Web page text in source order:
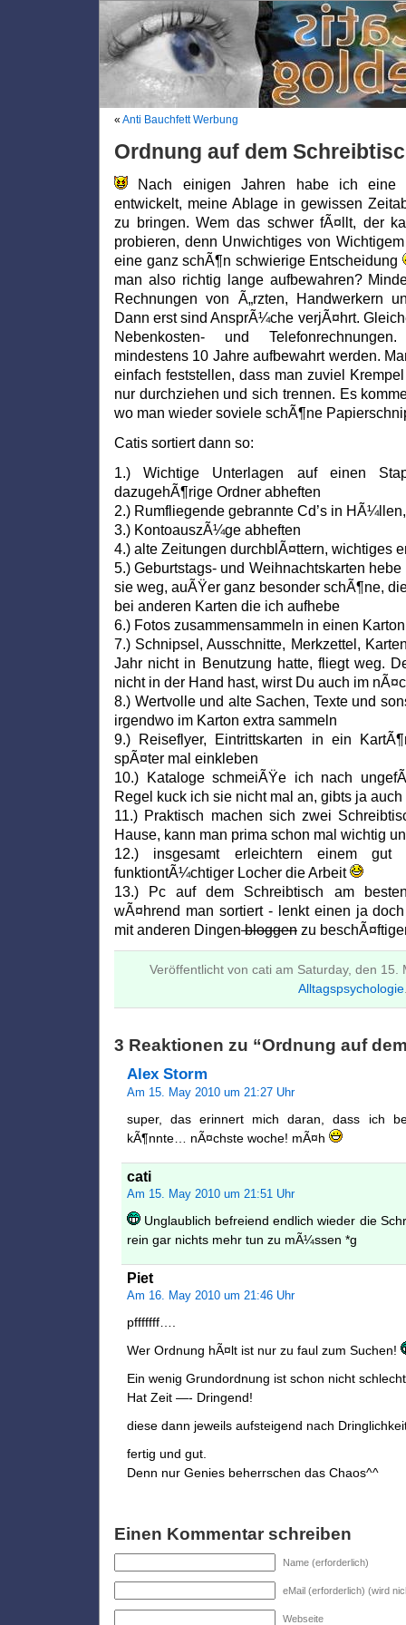
« Anti Bauchfett Werbung
Ordnung auf dem
Nach einigen Jahren habe ich eine
entwickelt, meine Ablage in gewissen
zu bringen. Wem das schwer fÃ¤llt, der
probieren, denn Unwichtiges von
eine ganz schÃ¶n schwierige Entscheidung
man also richtig lange aufbewahren?
Rechnungen von Ã„rzten, Handwerkern
Dann erst sind AnsprÃ¼che verjÃ¤hrt.
Nebenkosten- und
mindestens 10 Jahre aufbewahrt werden.
einfach feststellen, dass man zuviel
nur durchziehen und sich trennen. Es
wo man wieder soviele schÃ¶ne
Catis sortiert dann so:
1.) Wichtige Unterlagen auf einen
dazugehÃ¶rige Ordner abheften
2.) Rumfliegende gebrannte Cd’s in
3.) KontoauszÃ¼ge abheften
4.) alte Zeitungen durchblÃ¤ttern, wichtiges
5.) Geburtstags- und Weihnachtskarten
sie weg, auÃŸer ganz besonder schÃ¶ne,
bei anderen Karten die ich aufhebe
6.) Fotos zusammensammeln in einen
7.) Schnipsel, Ausschnitte, Merkzettel,
Jahr nicht in Benutzung hatte, fliegt weg.
nicht in der Hand hast, wirst Du auch im
8.) Wertvolle und alte Sachen, Texte und
irgendwo im Karton extra sammeln
9.) Reiseflyer, Eintrittskarten in ein
spÃ¤ter mal einkleben
10.) Kataloge schmeiÃŸe ich nach
Regel kuck ich sie nicht mal an, gibts ja
11.) Praktisch machen sich zwei
Hause, kann man prima schon mal wichtig
12.) insgesamt erleichtern einem
funktiontÃ¼chtiger Locher die Arbeit
13.) Pc auf dem Schreibtisch am
wÃ¤hrend man sortiert - lenkt einen ja
mit anderen Dingenbloggen zu
Veröffentlicht von cati am Saturday, den 15.
Alltagspsychologie
3 Reaktionen zu “Ordnung auf
Alex Storm
Am 15. May 2010 um 21:27 Uhr
super, das erinnert mich daran, dass ich
kÃ¶nnte… nÃ¤chste woche! mÃ¤h
cati
Am 15. May 2010 um 21:51 Uhr
Unglaublich befreiend endlich wieder die
rein gar nichts mehr tun zu mÃ¼ssen *g
Piet
Am 16. May 2010 um 21:46 Uhr
pfffffff….
Wer Ordnung hÃ¤lt ist nur zu faul zum Suchen!
Ein wenig Grundordnung ist schon nicht
Hat Zeit —- Dringend!
diese dann jeweils aufsteigend nach
fertig und gut.
Denn nur Genies beherrschen das Chaos^^
Einen Kommentar schreiben
Name (erforderlich)
eMail (erforderlich) (wird
Webseite